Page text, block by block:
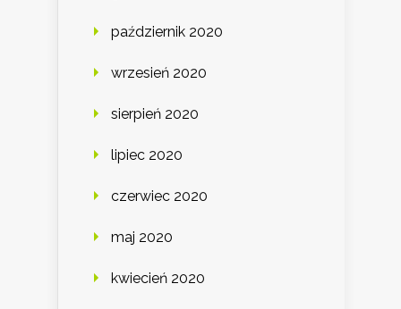
październik 2020
wrzesień 2020
sierpień 2020
lipiec 2020
czerwiec 2020
maj 2020
kwiecień 2020